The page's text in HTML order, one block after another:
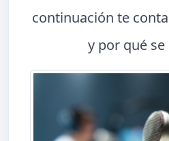
continuación te
y por qué se